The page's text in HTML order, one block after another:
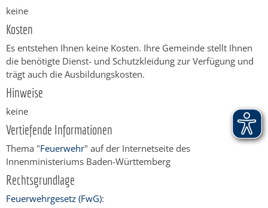
keine
Kosten
Es entstehen Ihnen keine Kosten. Ihre Gemeinde stellt Ihnen
die benötigte Dienst- und Schutzkleidung zur Verfügung und
trägt auch die Ausbildungskosten.
Hinweise
keine
Vertiefende Informationen
Thema "Feuerwehr" auf der Internetseite des
Innenministeriums Baden-Württemberg
Rechtsgrundlage
Feuerwehrgesetz (FwG):